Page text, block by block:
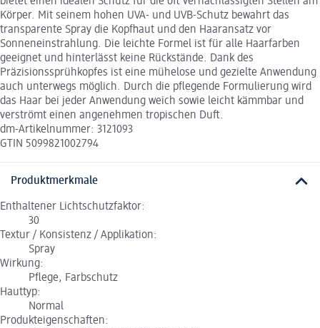
Körper. Mit seinem hohen UVA- und UVB-Schutz bewahrt das
transparente Spray die Kopfhaut und den Haaransatz vor
Sonneneinstrahlung. Die leichte Formel ist für alle Haarfarben
geeignet und hinterlässt keine Rückstände. Dank des
Präzisionssprühkopfes ist eine mühelose und gezielte Anwendung
auch unterwegs möglich. Durch die pflegende Formulierung wird
das Haar bei jeder Anwendung weich sowie leicht kämmbar und
verströmt einen angenehmen tropischen Duft.
dm-Artikelnummer: 3121093
GTIN 5099821002794
Produktmerkmale
Enthaltener Lichtschutzfaktor:
30
Textur / Konsistenz / Applikation:
Spray
Wirkung:
Pflege, Farbschutz
Hauttyp:
Normal
Produkteigenschaften: